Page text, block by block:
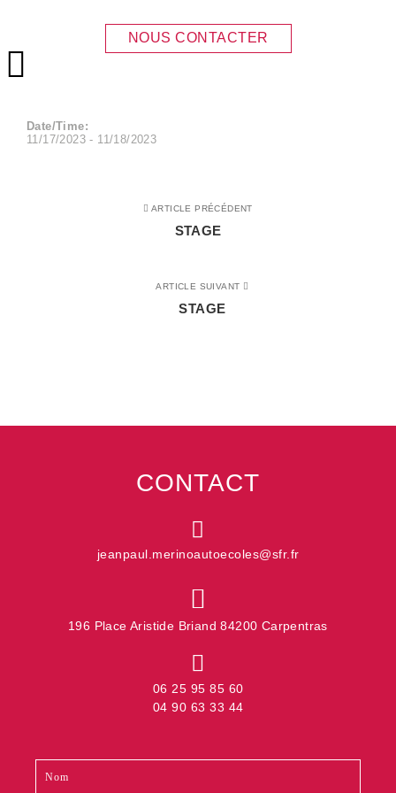
Menu principal
NOUS CONTACTER
STAGE
Date/Time:
11/17/2023 - 11/18/2023
ARTICLE PRÉCÉDENT
STAGE
ARTICLE SUIVANT
STAGE
CONTACT
jeanpaul.merinoautoecoles@sfr.fr
196 Place Aristide Briand 84200 Carpentras
06 25 95 85 60
04 90 63 33 44
footer
vous